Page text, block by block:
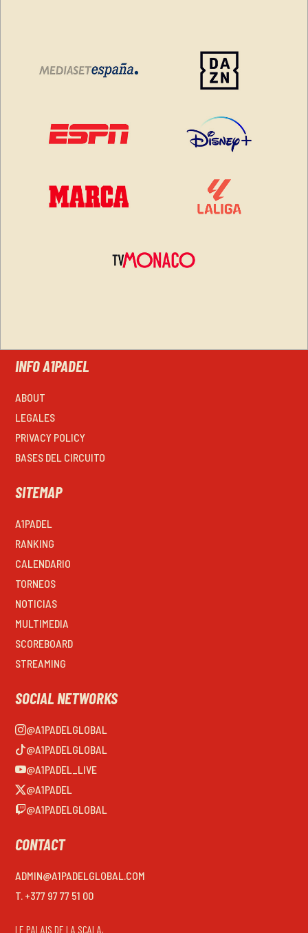
INFO A1PADEL
ABOUT
LEGALES
PRIVACY POLICY
BASES DEL CIRCUITO
SITEMAP
A1PADEL
RANKING
CALENDARIO
TORNEOS
NOTICIAS
MULTIMEDIA
SCOREBOARD
STREAMING
SOCIAL NETWORKS
@A1PADELGLOBAL
@A1PADELGLOBAL
@A1PADEL_LIVE
@A1PADEL
@A1PADELGLOBAL
CONTACT
ADMIN@A1PADELGLOBAL.COM
T. +377 97 77 51 00
LE PALAIS DE LA SCALA,